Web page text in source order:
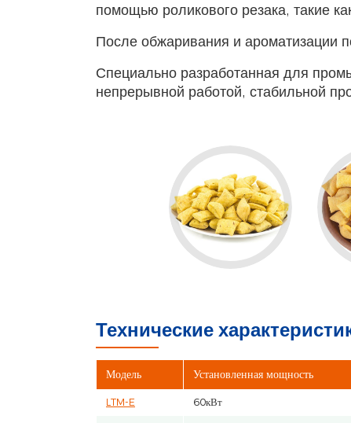
помощью роликового резака, такие
После обжаривания и ароматизации
Специально разработанная для
непрерывной работой, стабильной
Технические
Модель Установленная мощность
LTM-E 60кВт